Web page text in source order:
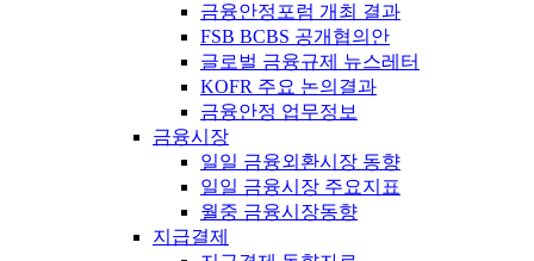
금융안정포럼 개최 결과
FSB BCBS 공개협의안
글로벌 금융규제 뉴스레터
KOFR 주요 논의결과
금융안정 업무정보
금융시장
일일 금융외환시장 동향
일일 금융시장 주요지표
월중 금융시장동향
지급결제